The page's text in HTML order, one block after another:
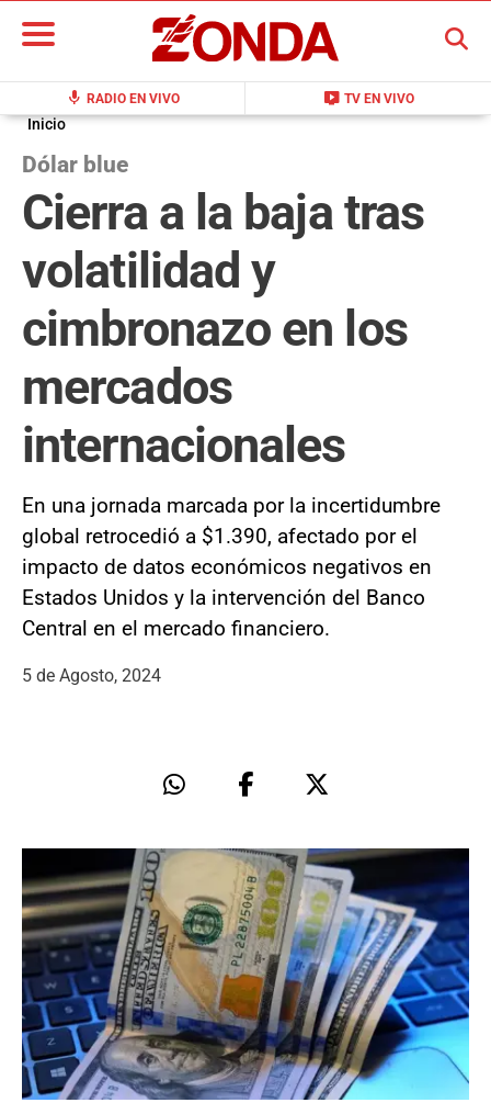
mic RADIO EN VIVO live_tv TV EN VIVO
BUSCAR
Inicio
Dólar blue
Cierra a la baja tras
volatilidad y
cimbronazo en los
mercados
internacionales
En una jornada marcada por la incertidumbre
global retrocedió a $1.390, afectado por el
impacto de datos económicos negativos en
Estados Unidos y la intervención del Banco
Central en el mercado financiero.
5 de Agosto, 2024